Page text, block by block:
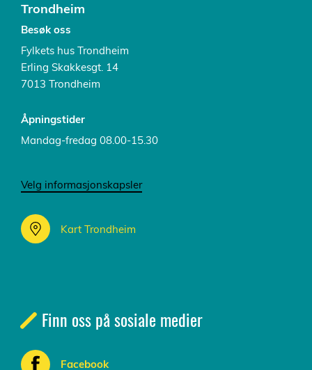
Trondheim
Besøk oss
Fylkets hus Trondheim
Erling Skakkesgt. 14
7013 Trondheim
Åpningstider
Mandag-fredag 08.00-15.30
Velg informasjonskapsler
Kart Trondheim
Finn oss på sosiale medier
Facebook